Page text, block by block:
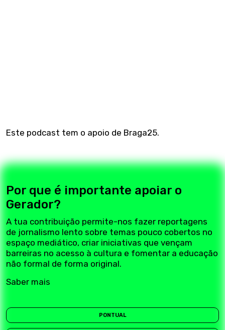
Este podcast tem o apoio de Braga25.
Por que é importante apoiar o
Gerador?
A tua contribuição permite-nos fazer reportagens
de jornalismo lento sobre temas pouco cobertos no
espaço mediático, criar iniciativas que vençam
barreiras no acesso à cultura e fomentar a educação
não formal de forma original.
Saber mais
PONTUAL